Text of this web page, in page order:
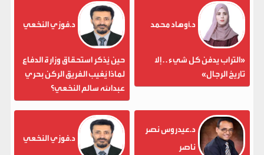
د.أوهاد محمد
«التراب يدفن كل شيء . . إلا
تاريخ الرجال»
د.فوزي النخعي
حين يُذكر استحقاق وزارة الدفاع
لماذا يُغيب الفريق الركن بحري
عبدالله سالم النخعي؟
د.عيدروس نصر
ناصر
د.فوزي النخعي